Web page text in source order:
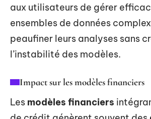
aux utilisateurs de gérer
ensembles de données
peaufiner leurs analyses sans
l’instabilité des modèles.
Impact sur les modèles financiers
Les modèles financiers